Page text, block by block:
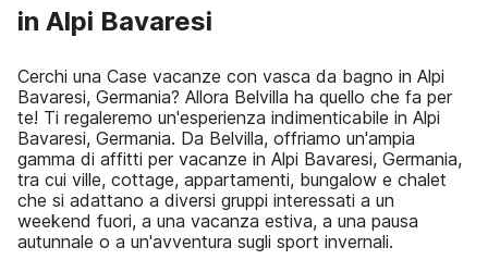
in Alpi Bavaresi
Cerchi una Case vacanze con vasca da bagno in Alpi
Bavaresi, Germania? Allora Belvilla ha quello che fa per
te! Ti regaleremo un'esperienza indimenticabile in Alpi
Bavaresi, Germania. Da Belvilla, offriamo un'ampia
gamma di affitti per vacanze in Alpi Bavaresi, Germania,
tra cui ville, cottage, appartamenti, bungalow e chalet
che si adattano a diversi gruppi interessati a un
weekend fuori, a una vacanza estiva, a una pausa
autunnale o a un'avventura sugli sport invernali.